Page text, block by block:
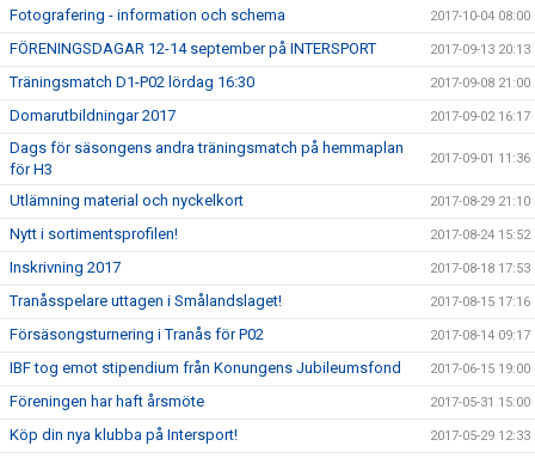
Fotografering - information och schema 2017-10-04 08:00
FÖRENINGSDAGAR 12-14 september på INTERSPORT 2017-09-13 20:13
Träningsmatch D1-P02 lördag 16:30 2017-09-08 21:00
Domarutbildningar 2017 2017-09-02 16:17
Dags för säsongens andra träningsmatch på hemmaplan
för H3
2017-09-01 11:36
Utlämning material och nyckelkort 2017-08-29 21:10
Nytt i sortimentsprofilen! 2017-08-24 15:52
Inskrivning 2017 2017-08-18 17:53
Tranåsspelare uttagen i Smålandslaget! 2017-08-15 17:16
Försäsongsturnering i Tranås för P02 2017-08-14 09:17
IBF tog emot stipendium från Konungens Jubileumsfond 2017-06-15 19:00
Föreningen har haft årsmöte 2017-05-31 15:00
Köp din nya klubba på Intersport! 2017-05-29 12:33